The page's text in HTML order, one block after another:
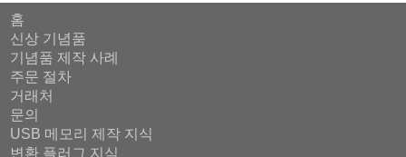
홈
신상 기념품
기념품 제작 사례
주문 절차
거래처
문의
USB 메모리 제작 지식
변환 플러그 지식